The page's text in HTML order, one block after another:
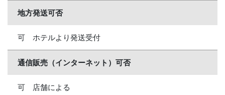
地方発送可否
可 ホテルより発送受付
通信販売（インターネット）可否
可 店舗による